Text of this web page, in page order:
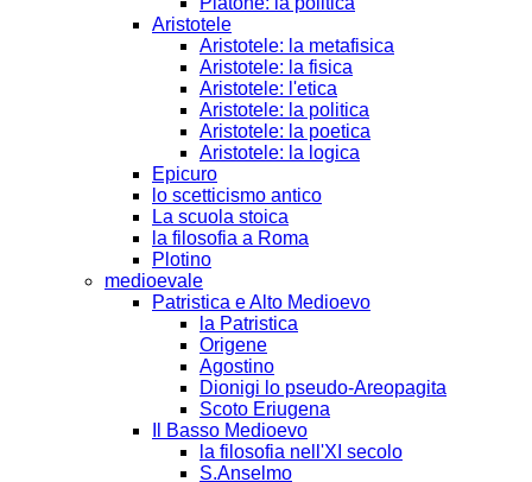
Aristotele
Aristotele: la metafisica
Aristotele: la fisica
Aristotele: l'etica
Aristotele: la politica
Aristotele: la poetica
Aristotele: la logica
Epicuro
lo scetticismo antico
La scuola stoica
la filosofia a Roma
Plotino
medioevale
Patristica e Alto Medioevo
la Patristica
Origene
Agostino
Dionigi lo pseudo-Areopagita
Scoto Eriugena
Il Basso Medioevo
la filosofia nell'XI secolo
S.Anselmo